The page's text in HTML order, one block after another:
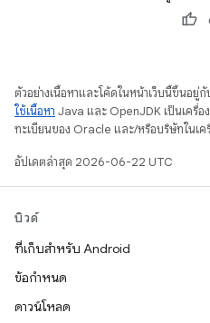
ตัวอย่างเนื้อหาและโค้ดในหน้าเว็บนี้ขึ้นอยู่
ใช้เนื้อหา Java และ OpenJDK เป็นเครื่อ
ทะเบียนของ Oracle และ/หรือบริษัทในเค
อัปเดตล่าสุด 2026-06-22 UTC
บิวด์
ที่เก็บสำหรับ Android
ข้อกำหนด
ดาวน์โหลด